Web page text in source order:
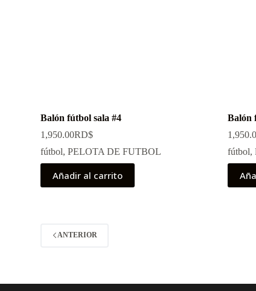
Balón fútbol sala #4
1,950.00RD$
fútbol,PELOTA DE FUTBOL
Añadir al carrito
Balón
fútbol,
ANTERIOR